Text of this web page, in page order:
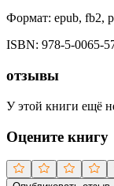
Формат: epub, fb2,
ISBN: 978-5-0065-
отзывы
У этой книги ещё
Оцените книгу